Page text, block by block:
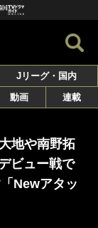
Jリーグ・国内
動画 連載
地や南野拓
ビュー戦で
Newアタッ